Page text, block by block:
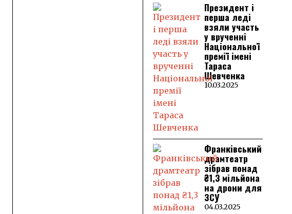
Президент і
перша леді
взяли участь
у врученні
Національної
премії імені
Тараса
Шевченка
10.03.2025
Франківський
драмтеатр
зібрав понад
₴1,3 мільйона
на дрони для
ЗСУ
04.03.2025